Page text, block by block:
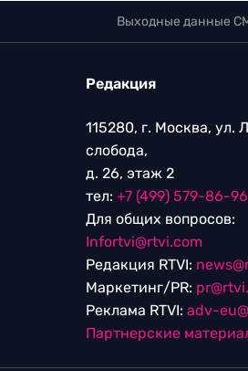
Выходные данные
Редакция
115280, г. Москва, ул.
слобода,
д. 26, этаж 2
тел: +7 (499) 579-86-96
Для общих вопросов:
Infortvi@rtvi.com
Редакция RTVI:
Маркетинг/PR:
Реклама RTVI: adv-
Партнерские